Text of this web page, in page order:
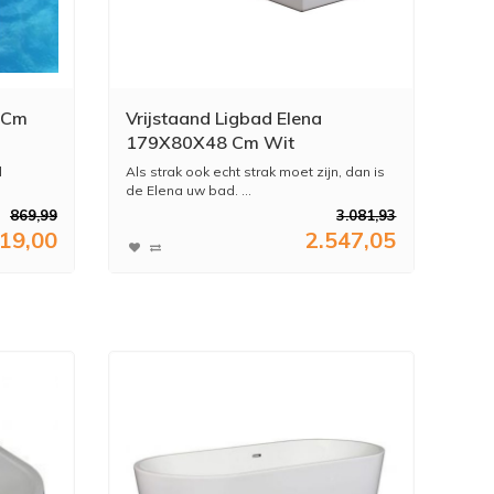
869,99
Vrijstaand Ligbad Elena
179X80X48 Cm Wit
Als strak ook echt strak moet zijn, dan is
de Elena uw bad. ...
3.081,93
2.547,05